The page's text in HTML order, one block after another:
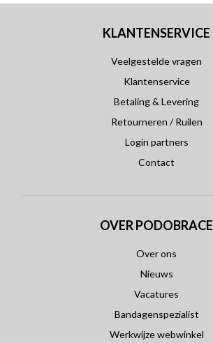
KLANTENSERVICE
Veelgestelde vragen
Klantenservice
Betaling & Levering
Retourneren / Ruilen
Login partners
Contact
OVER PODOBRACE
Over ons
Nieuws
Vacatures
Bandagenspezialist
Werkwijze webwinkel